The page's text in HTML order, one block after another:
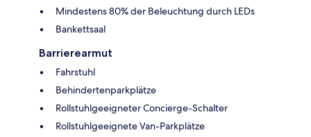
Mindestens 80% der Beleuchtung durch LEDs
Bankettsaal
Barrierearmut
Fahrstuhl
Behindertenparkplätze
Rollstuhlgeeigneter Concierge-Schalter
Rollstuhlgeeignete Van-Parkplätze